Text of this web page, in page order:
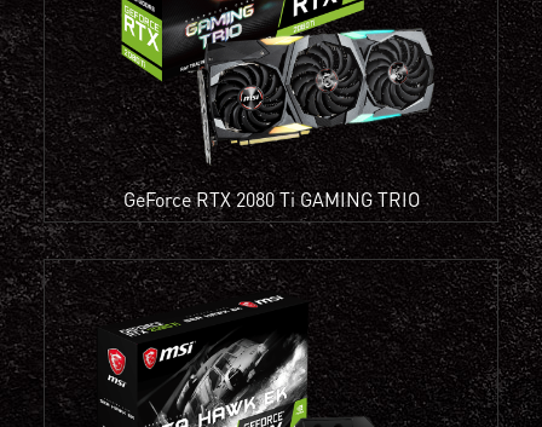
GeForce RTX 2080 Ti GAMING TRIO